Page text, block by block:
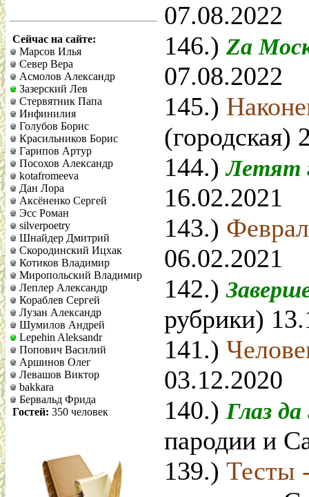
Сейчас на сайте:
Марсов Илья
Север Вера
Асмолов Александр
Зазерский Лев
Стервятник Папа
Инфинилия
Голубов Борис
Красильников Борис
Гарипов Артур
Посохов Александр
kotafromeeva
Дан Лора
Аксёненко Сергей
Эсс Роман
silverpoetry
Шнайдер Дмитрий
Скородинский Ицхак
Котиков Владимир
Миропольский Владимир
Леплер Александр
Кораблев Сергей
Лузан Александр
Шумилов Андрей
Lepehin Aleksandr
Попович Василий
Аршинов Олег
Левашов Виктор
bakkara
Бервальд Фрида
Гостей: 350 человек
07.08.2022
146.) Zа
07.08.2022
145.)
(городская)
144.)Летят
16.02.2021
143.)
06.02.2021
142.)
рубрики)
141.)
03.12.2020
140.) Глаз да
пародии и
139.) Тесты